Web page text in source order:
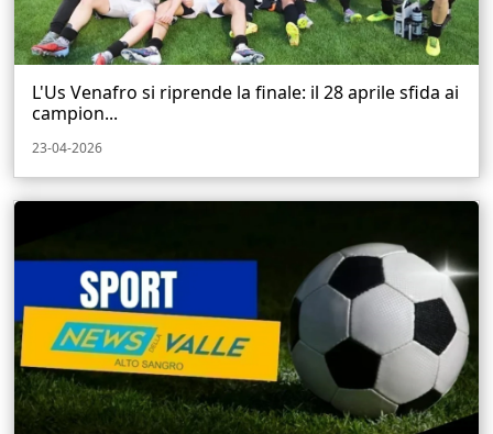
L'Us Venafro si riprende la finale: il 28 aprile sfida ai
campion...
23-04-2026